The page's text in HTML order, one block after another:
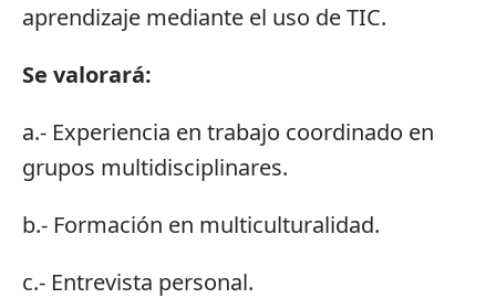
aprendizaje mediante el uso de TIC.
Se valorará:
a.- Experiencia en trabajo coordinado en
grupos multidisciplinares.
b.- Formación en multiculturalidad.
c.- Entrevista personal.